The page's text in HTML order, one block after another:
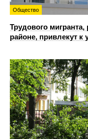
Общество
Трудового
районе, привлекут к